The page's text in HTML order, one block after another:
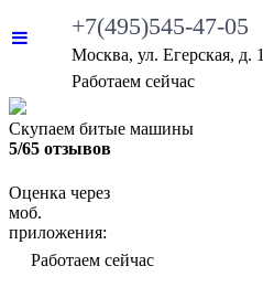
+7(495)545-47-05
Москва, ул. Егерская, д. 1
Работаем сейчас
Скупаем битые машины
5/65 отзывов
Оценка через
моб.
приложения:
Работаем сейчас